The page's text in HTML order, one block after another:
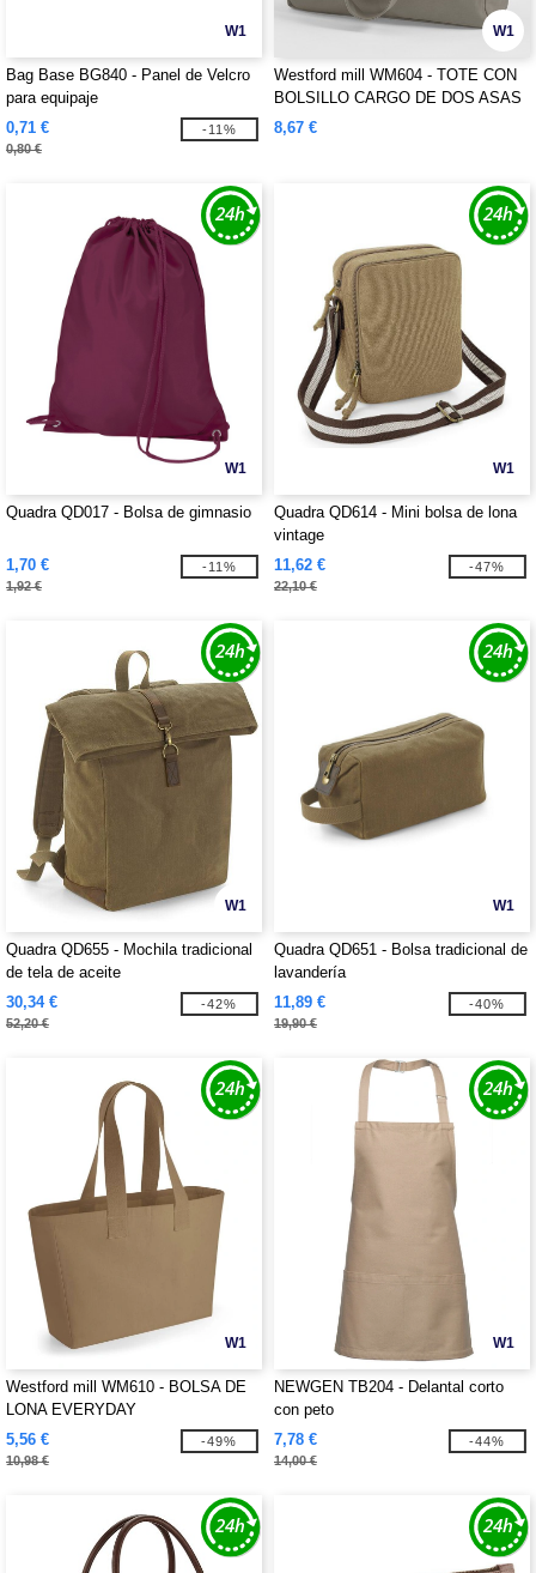
W1
Bag Base BG840 - Panel de Velcro
para equipaje
0,71 €
0,80 €
-11%
W1
Westford mill WM604 - TOTE CON
BOLSILLO CARGO DE DOS ASAS
8,67 €
W1
Quadra QD017 - Bolsa de gimnasio
1,70 €
1,92 €
-11%
W1
Quadra QD614 - Mini bolsa de lona
vintage
11,62 €
22,10 €
-47%
W1
Quadra QD655 - Mochila tradicional
de tela de aceite
30,34 €
52,20 €
-42%
W1
Quadra QD651 - Bolsa tradicional de
lavandería
11,89 €
19,90 €
-40%
W1
Westford mill WM610 - BOLSA DE
LONA EVERYDAY
5,56 €
10,98 €
-49%
W1
NEWGEN TB204 - Delantal corto
con peto
7,78 €
14,00 €
-44%